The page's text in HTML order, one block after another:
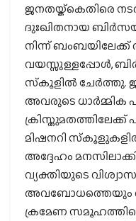
ജനതയ്ക്കെതിരെ
ദുഃഖിതനായ
നിന്ന് ബംബയിലേക്ക്
വയസ്സുള്ളപ്പോള്‍,
സ്‌കൂളില്‍ ചേര്‍ത്തു.
അവരുടെ ധാര്‍മ്മിക
ക്രിസ്തുമതത്തിലേക്ക്
മിഷനറി
അദ്ദേഹം
വ്യക്തിയുടെ
അവബോധത്തെയും
ക്രമേണ